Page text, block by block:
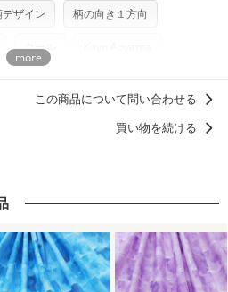
転用・販売および型紙を使用して
こちら
ザイン 柄の向き１方向
クール
この商品について問い合わせる
買い物を続ける